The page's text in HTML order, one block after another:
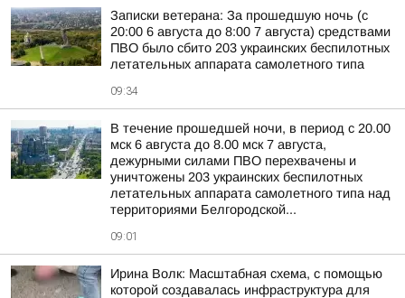
Записки ветерана: За прошедшую ночь (с
20:00 6 августа до 8:00 7 августа) средствами
ПВО было сбито 203 украинских беспилотных
летательных аппарата самолетного типа
09:34
В течение прошедшей ночи, в период с 20.00
мск 6 августа до 8.00 мск 7 августа,
дежурными силами ПВО перехвачены и
уничтожены 203 украинских беспилотных
летательных аппарата самолетного типа над
территориями Белгородской...
09:01
Ирина Волк: Масштабная схема, с помощью
которой создавалась инфраструктура для